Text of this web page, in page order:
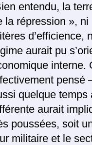
entendu, la
la répression »,
d’efficience,
aurait pu
interne.
pensé
quelque temps
aurait
poussées, soit
militaire et le